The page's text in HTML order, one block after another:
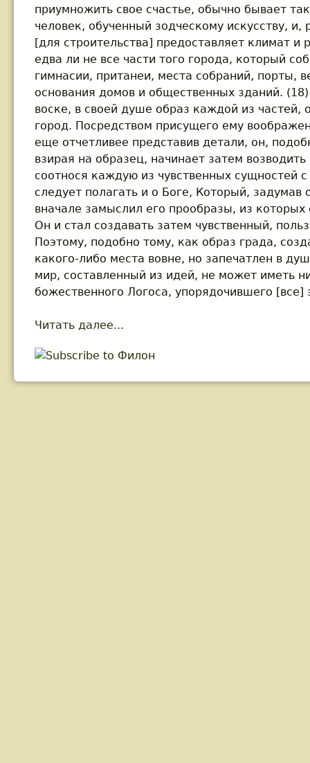
приумножить свое счастье, обычно бывает
человек, обученный зодческому искусству,
[для строительства] предоставляет климат и
едва ли не все части того города, который
гимнасии, пританеи, места собраний, порты,
основания домов и общественных зданий.
воске, в своей душе образ каждой из частей,
город. Посредством присущего ему
еще отчетливее представив детали, он,
взирая на образец, начинает затем
соотнося каждую из чувственных сущностей
следует полагать и о Боге, Который, задумав
вначале замыслил его прообразы, из
Он и стал создавать затем чувственный,
Поэтому, подобно тому, как образ града,
какого-либо места вовне, но запечатлен в
мир, составленный из идей, не может иметь
божественного Логоса, упорядочившего [все]
Читать далее...